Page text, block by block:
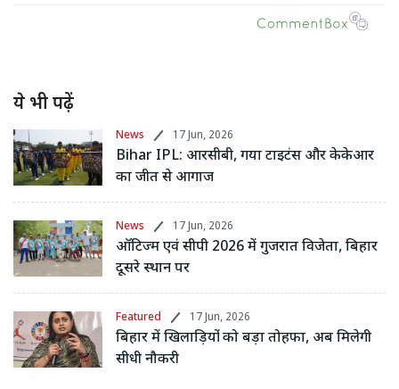
ये भी पढ़ें
News 17 Jun, 2026
Bihar IPL: आरसीबी, गया टाइटंस और केकेआर
का जीत से आगाज
News 17 Jun, 2026
ऑटिज्म एवं सीपी 2026 में गुजरात विजेता, बिहार
दूसरे स्थान पर
Featured 17 Jun, 2026
बिहार में खिलाड़ियों को बड़ा तोहफा, अब मिलेगी
सीधी नौकरी